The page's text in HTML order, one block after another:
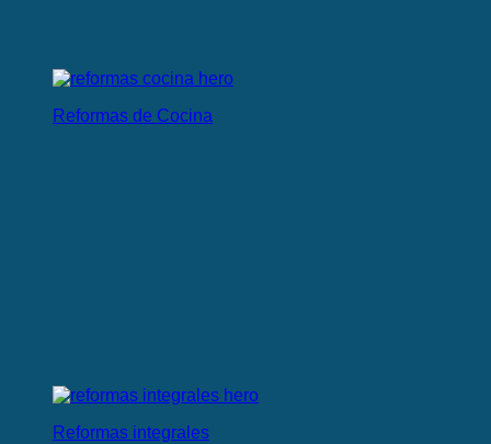
Reformas de Cocina
Reformas integrales